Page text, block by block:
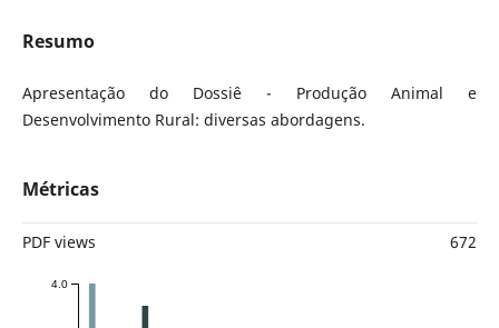
Resumo
Apresentação do Dossiê - Produção Animal e
Desenvolvimento Rural: diversas abordagens.
Métricas
PDF views 672
4.0